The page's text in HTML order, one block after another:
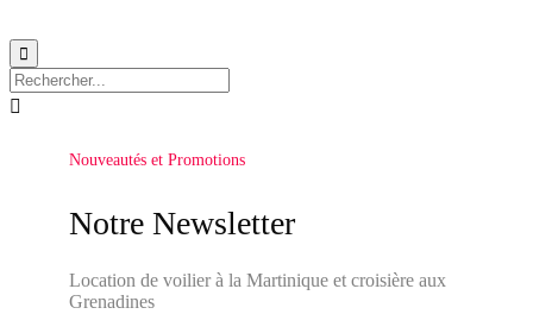


Nouveautés et Promotions
Notre Newsletter
Location de voilier à la Martinique et croisière aux
Grenadines